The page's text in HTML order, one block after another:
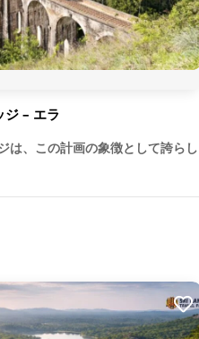
ジ – エラ
は、この計画の象徴として誇らし